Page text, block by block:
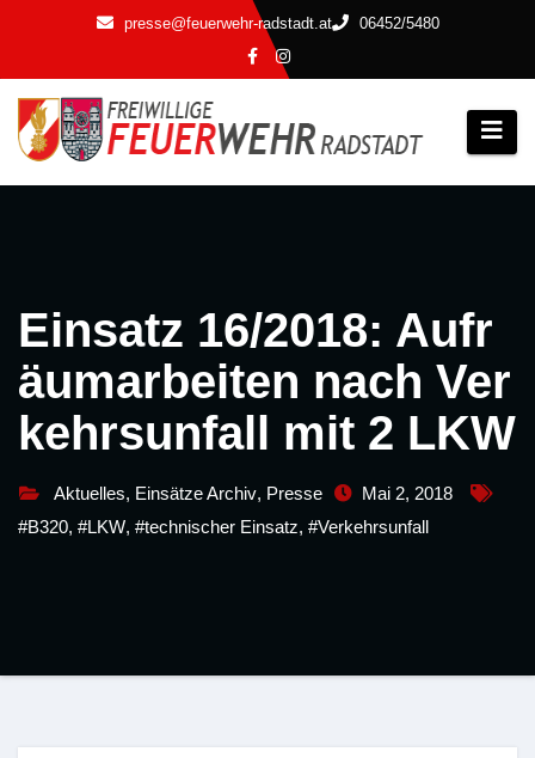
springen
presse@feuerwehr-radstadt.at 06452/5480
Einsatz 16/2018: Aufr
äumarbeiten nach Ver
kehrsunfall mit 2 LKW
Aktuelles, Einsätze Archiv, Presse
Mai 2, 2018
#B320, #LKW, #technischer Einsatz, #Verkehrsunfall